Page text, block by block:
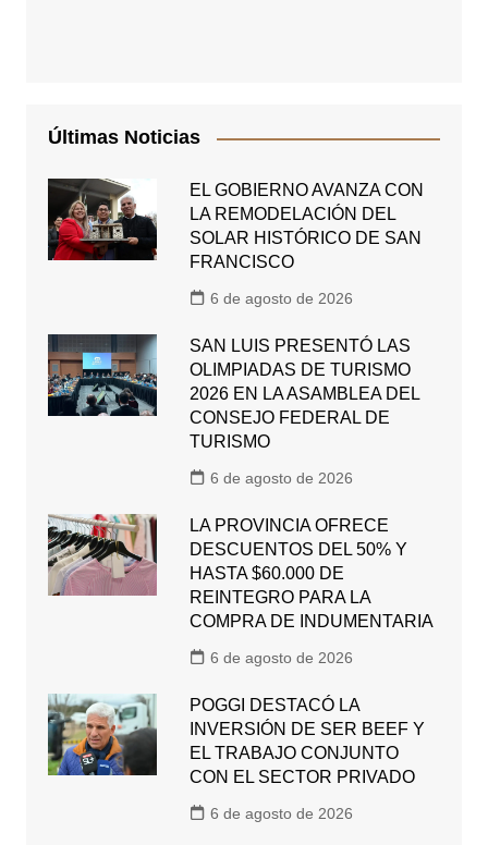
Últimas Noticias
EL GOBIERNO AVANZA CON
LA REMODELACIÓN DEL
SOLAR HISTÓRICO DE SAN
FRANCISCO
6 de agosto de 2026
SAN LUIS PRESENTÓ LAS
OLIMPIADAS DE TURISMO
2026 EN LA ASAMBLEA DEL
CONSEJO FEDERAL DE
TURISMO
6 de agosto de 2026
LA PROVINCIA OFRECE
DESCUENTOS DEL 50% Y
HASTA $60.000 DE
REINTEGRO PARA LA
COMPRA DE INDUMENTARIA
6 de agosto de 2026
POGGI DESTACÓ LA
INVERSIÓN DE SER BEEF Y
EL TRABAJO CONJUNTO
CON EL SECTOR PRIVADO
6 de agosto de 2026